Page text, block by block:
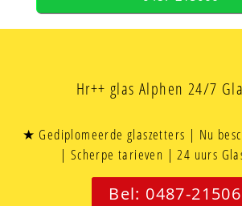
Hr++ glas Alphen 24/7
★ Gediplomeerde glaszetters | Nu
| Scherpe tarieven | 24 uurs
Bel: 0487-